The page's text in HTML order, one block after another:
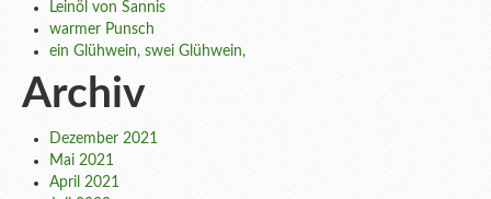
Leinöl von Sannis
warmer Punsch
ein Glühwein, swei Glühwein,
Archiv
Dezember 2021
Mai 2021
April 2021